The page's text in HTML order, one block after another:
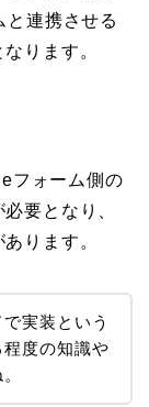
と連携させる
ります。
フォーム側の
要となり、
ります。
実装という
度の知識や